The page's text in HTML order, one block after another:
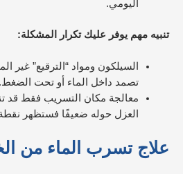
اليومي.
تنبيه مهم يوفر عليك تكرار المشكلة:
السيلكون ومواد “الترقيع” غير
تصمد داخل الماء أو تحت الضغط.
معالجة مكان التسريب فقط قد
العزل حوله ضعيفًا فستظهر
علاج تسرب الماء من